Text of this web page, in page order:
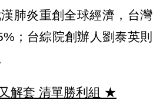
肺炎重創全球經濟，台灣
；台綜院創辦人劉泰英則
解套 清單勝利組 ★